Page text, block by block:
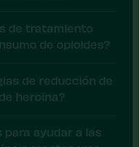
de tratamiento
de opioides?
de reducción de
heroína?
para ayudar a las